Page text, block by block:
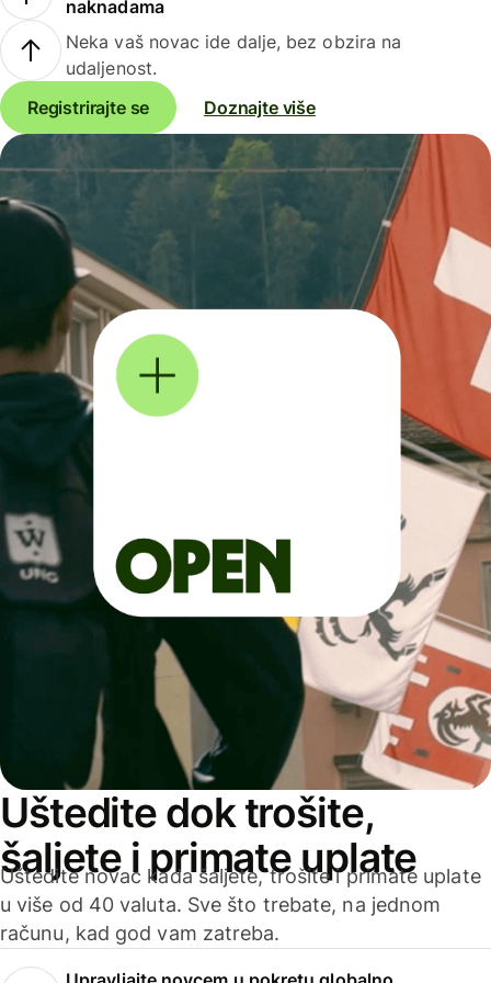
naknadama
Neka vaš novac ide dalje, bez obzira na
udaljenost.
Registrirajte se
Doznajte više
Uštedite dok trošite,
šaljete i primate uplate
Uštedite novac kada šaljete, trošite i primate uplate
u više od 40 valuta. Sve što trebate, na jednom
računu, kad god vam zatreba.